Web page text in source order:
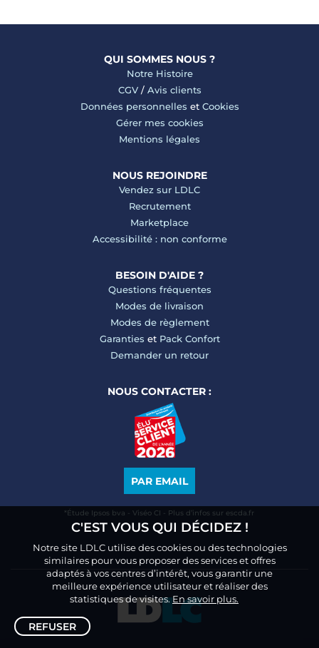
QUI SOMMES NOUS ?
Notre Histoire
CGV/ Avis clients
Données personnelles et Cookies
Gérer mes cookies
Mentions légales
NOUS REJOINDRE
Vendez sur LDLC
Recrutement
Marketplace
Accessibilité : non conforme
BESOIN D'AIDE ?
Questions fréquentes
Modes de livraison
Modes de règlement
Garanties et Pack Confort
Demander un retour
NOUS CONTACTER :
PAR EMAIL
*Étude Ipsos bva - Viséo CI - Plus d’infos sur escda.fr
C'EST VOUS QUI DÉCIDEZ !
Notre site LDLC utilise des cookies ou des technologies
similaires pour vous proposer des services et offres
adaptés à vos centres d’intérêt, vous garantir une
meilleure expérience utilisateur et réaliser des
statistiques de visites.En savoir plus.
REFUSER